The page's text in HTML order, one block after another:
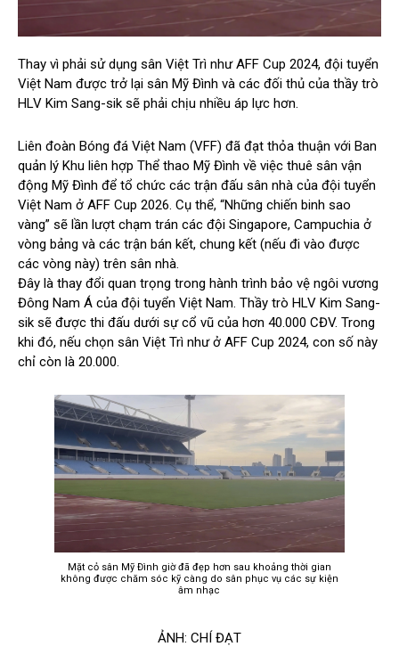
Thay vì phải sử dụng sân Việt Trì như AFF Cup 2024, đội tuyển
Việt Nam được trở lại sân Mỹ Đình và các đối thủ của thầy trò
HLV Kim Sang-sik sẽ phải chịu nhiều áp lực hơn.
Liên đoàn Bóng đá Việt Nam (VFF) đã đạt thỏa thuận với Ban
quản lý Khu liên hợp Thể thao Mỹ Đình về việc thuê sân vận
động Mỹ Đình để tổ chức các trận đấu sân nhà của đội tuyển
Việt Nam ở AFF Cup 2026. Cụ thể, “Những chiến binh sao
vàng” sẽ lần lượt chạm trán các đội Singapore, Campuchia ở
vòng bảng và các trận bán kết, chung kết (nếu đi vào được
các vòng này) trên sân nhà.
Đây là thay đổi quan trọng trong hành trình bảo vệ ngôi vương
Đông Nam Á của đội tuyển Việt Nam. Thầy trò HLV Kim Sang-
sik sẽ được thi đấu dưới sự cổ vũ của hơn 40.000 CĐV. Trong
khi đó, nếu chọn sân Việt Trì như ở AFF Cup 2024, con số này
chỉ còn là 20.000.
Mặt cỏ sân Mỹ Đình giờ đã đẹp hơn sau khoảng thời gian
không được chăm sóc kỹ càng do sân phục vụ các sự kiện
âm nhạc
ẢNH: CHÍ ĐẠT